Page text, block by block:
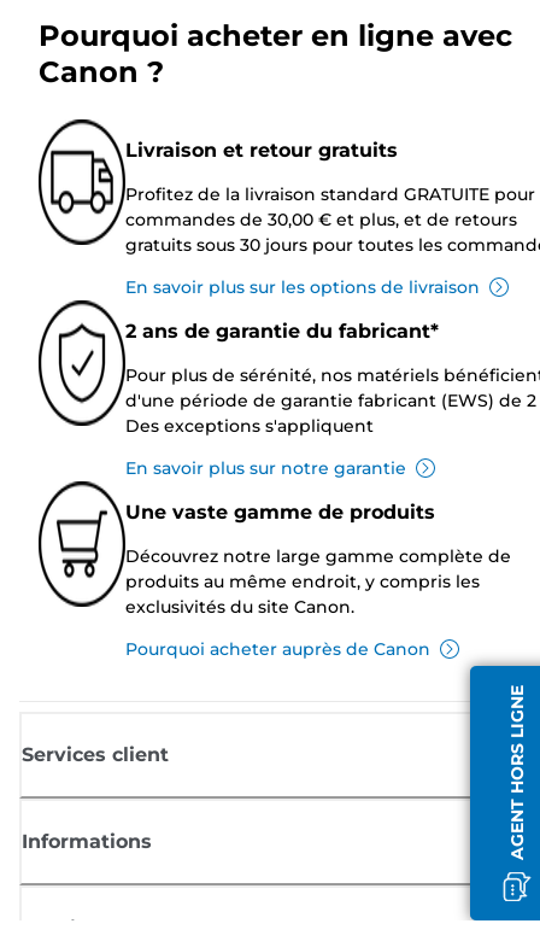
AGENT HORS LIGNE
Pourquoi acheter en ligne avec
Canon ?
Livraison et retour gratuits
Profitez de la livraison standard GRATUITE pour
commandes de 30,00 € et plus, et de retours
gratuits sous 30 jours pour toutes les
En savoir plus sur les options de livraison
2 ans de garantie du fabricant*
Pour plus de sérénité, nos matériels
d'une période de garantie fabricant (EWS) de 2
Des exceptions s'appliquent
En savoir plus sur notre garantie
Une vaste gamme de produits
Découvrez notre large gamme complète de
produits au même endroit, y compris les
exclusivités du site Canon.
Pourquoi acheter auprès de Canon
Services client
Informations
Boutique